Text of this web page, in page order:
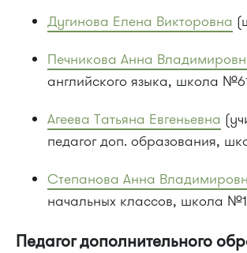
Дугинова Елена Викторовна
Печникова Анна
английского языка, школа
Агеева Татьяна Евгеньевна
педагог доп. образования,
Степанова Анна
начальных классов, школа
Педагог дополнительного